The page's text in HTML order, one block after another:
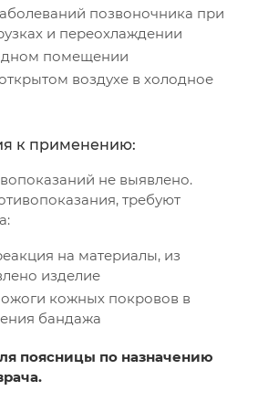
позвоночника при
и переохлаждении
помещении
воздухе в холодное
к применению:
не выявлено.
требуют
на материалы, из
изделие
кожных покровов в
бандажа
поясницы по назначению